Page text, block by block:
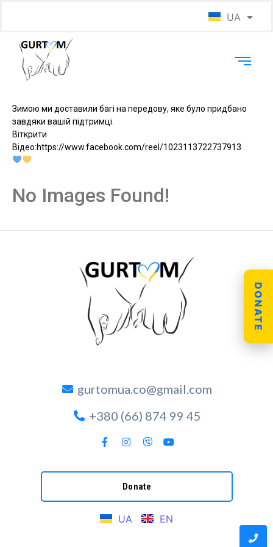
UA
EN
Зимою ми доставили багі на передову, яке було придбано
завдяки вашій підтримці.
Віткрити
Відео:https://www.facebook.com/reel/1023113722737913
No Images Found!
gurtomua.co@gmail.com
+380 (66) 874 99 45
Donate
UA EN
DONATE